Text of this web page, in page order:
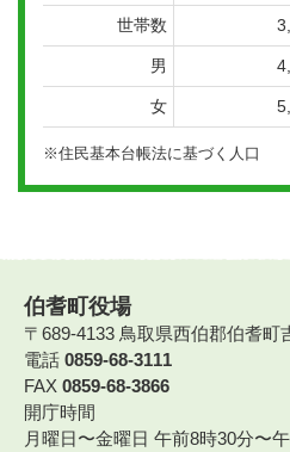
世帯数
男
女
※住民基本台帳法に基づく人口
伯耆町役場
〒689-4133 鳥取県西伯郡伯耆町
電話 0859-68-3111
FAX 0859-68-3866
開庁時間
月曜日〜金曜日 午前8時30分〜